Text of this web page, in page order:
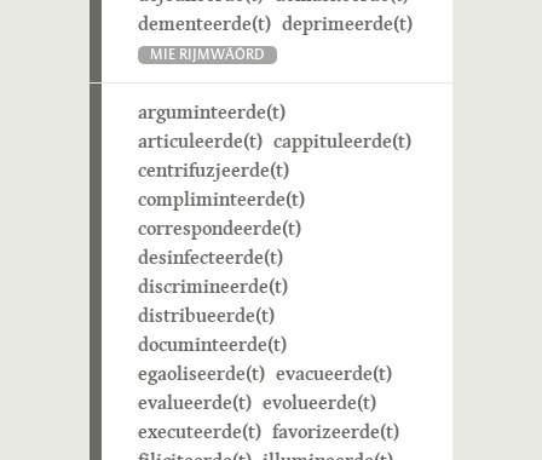
dementeerde(t) deprimeerde(t)
MIE RIJMWÄÖRD
arguminteerde(t)
articuleerde(t) cappituleerde(t)
centrifuzjeerde(t)
compliminteerde(t)
correspondeerde(t)
desinfecteerde(t)
discrimineerde(t)
distribueerde(t)
documinteerde(t)
egaoliseerde(t) evacueerde(t)
evalueerde(t) evolueerde(t)
executeerde(t) favorizeerde(t)